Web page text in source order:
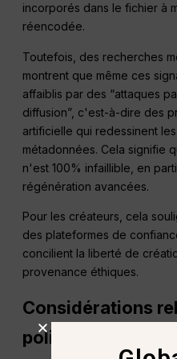
incorporés dans le fichier à
réencodée.
Toutefois, des recherches
montrent que même ces
affaiblis par des “attaques
diffusion”, c'est-à-dire des
artificielle qui redessinent
métadonnées. Cela signifie
n'est 100% infaillible, en
régénération avancées.
Pour les créateurs, cela
des plateformes de
concilient la liberté de
provenance éthiques.
Considérations
politique et à la